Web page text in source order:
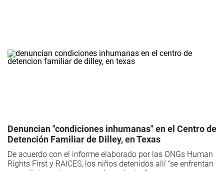
Denuncian "condiciones inhumanas" en el Centro de
Detención Familiar de Dilley, en Texas
De acuerdo con el informe elaborado por las ONGs Human
Rights First y RAICES, los niños detenidos allí “se enfrentan